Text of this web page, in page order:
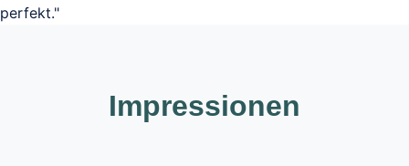
perfekt."
Impressionen